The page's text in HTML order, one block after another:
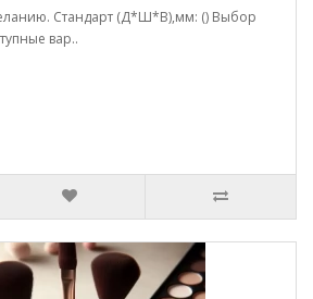
Стандарт (Д*Ш*В),мм: () Выбор
вар..